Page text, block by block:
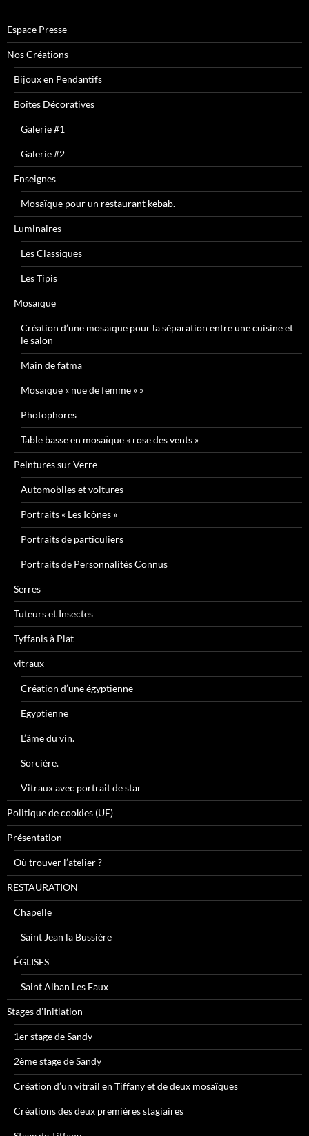
Espace Presse
Nos Créations
Bijoux en Pendantifs
Boîtes Décoratives
Galerie #1
Galerie #2
Enseignes
Mosaïque pour un restaurant kebab.
Luminaires
Les Classiques
Les Tipis
Mosaïque
Création d’une mosaïque pour la séparation entre une cuisine et
le salon
Main de fatma
Mosaïque « nue de femme » »
Photophores
Table basse en mosaïque « rose des vents »
Peintures sur Verre
Automobiles et voitures
Portraits « Les Icônes »
Portraits de particuliers
Portraits de Personnalités Connus
Serres
Tuteurs et Insectes
Tyffanis à Plat
vitraux
Création d’une égyptienne
Egyptienne
L’âme du vin.
Sorcière.
Vitraux avec portrait de star
Politique de cookies (UE)
Présentation
Où trouver l’atelier ?
RESTAURATION
Chapelle
Saint Jean la Bussière
ÉGLISES
Saint Alban Les Eaux
Stages d’Initiation
1er stage de Sandy
2ème stage de Sandy
Création d’un vitrail en Tiffany et de deux mosaïques
Créations des deux premières stagiaires